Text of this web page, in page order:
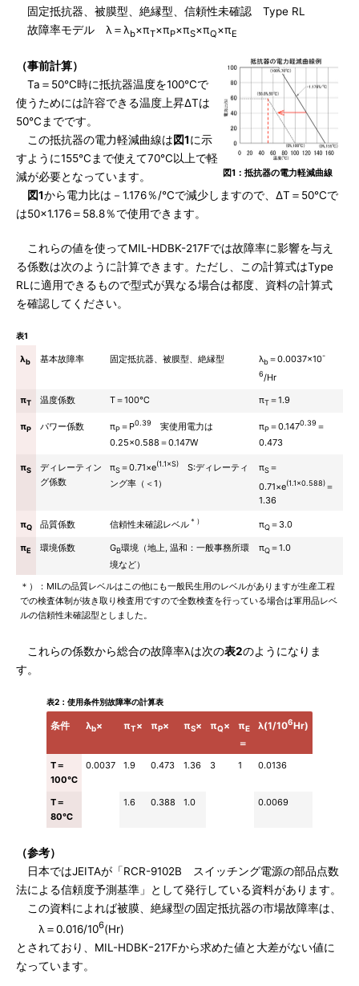
固定抵抗器、被膜型、絶縁型、信頼性未確認 Type RL
故障率モデル λ＝λb×πT×πP×πS×πQ×πE
図1：抵抗器の電力軽減曲線
（事前計算）
Ta＝50℃時に抵抗器温度を100℃で
使うためには許容できる温度上昇ΔTは
50℃までです。
この抵抗器の電力軽減曲線は図1に示
すように155℃まで使えて70℃以上で軽
減が必要となっています。
図1から電力比は－1.176％/℃で減少しますので、ΔT＝50℃で
は50×1.176＝58.8％で使用できます。
これらの値を使ってMIL-HDBK-217Fでは故障率に影響を与え
る係数は次のように計算できます。ただし、この計算式はType
RLに適用できるもので型式が異なる場合は都度、資料の計算式
を確認してください。
表1
λb 基本故障率 固定抵抗器、被膜型、絶縁型 λb＝0.0037×10-
6/Hr
πT 温度係数 T＝100℃ πT＝1.9
πP パワー係数 πP＝P0.39
実使用電力は
0.25×0.588＝0.147W
πP＝0.1470.39 ＝
0.473
πS
ディレーティン
グ係数
πS＝0.71×e(1.1×S)
S:ディレーティ
ング率（＜1）
πS＝
0.71×e(1.1×0.588)＝
1.36
πQ 品質係数 信頼性未確認レベル＊） πQ＝3.0
πE 環境係数 GB環境（地上, 温和：一般事務所環
境など）
πQ＝1.0
＊）：MILの品質レベルはこの他にも一般民生用のレベルがありますが生産工程
での検査体制が抜き取り検査用ですので全数検査を行っている場合は軍用品レベ
ルの信頼性未確認型としました。
これらの係数から総合の故障率λは次の表2のようになりま
す。
表2：使用条件別故障率の計算表
条件 λb× πT× πP× πS× πQ× πE
＝
λ(1/106Hr)
T＝
100℃
0.0037 1.9 0.473 1.36 3 1 0.0136
T＝
80℃
1.6 0.388 1.0 0.0069
（参考）
日本ではJEITAが「RCR-9102B スイッチング電源の部品点数
法による信頼度予測基準」として発行している資料があります。
この資料によれば被膜、絶縁型の固定抵抗器の市場故障率は、
λ＝0.016/106(Hr)
とされており、MIL-HDBKｰ217Fから求めた値と大差がない値に
なっています。